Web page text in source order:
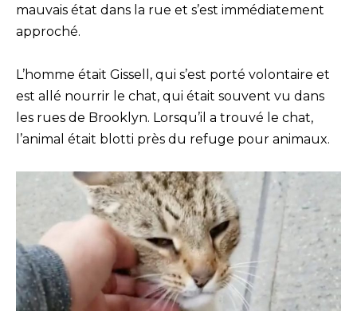
mauvais état dans la rue et s’est immédiatement
approché.
L’homme était Gissell, qui s’est porté volontaire et
est allé nourrir le chat, qui était souvent vu dans
les rues de Brooklyn. Lorsqu’il a trouvé le chat,
l’animal était blotti près du refuge pour animaux.